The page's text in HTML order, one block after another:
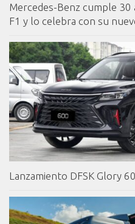
Mercedes-Benz cumple 30
F1 y lo celebra con su
Lanzamiento DFSK Glory